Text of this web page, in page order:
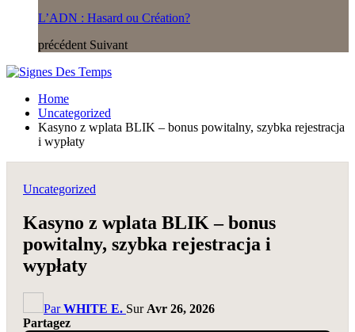
L’ADN : Hasard ou Création?
précédent Suivant
Home
Uncategorized
Kasyno z wplata BLIK – bonus powitalny, szybka rejestracja
i wypłaty
Uncategorized
Kasyno z wplata BLIK – bonus
powitalny, szybka rejestracja i
wypłaty
ParWHITE E. Sur Avr 26, 2026
Partagez